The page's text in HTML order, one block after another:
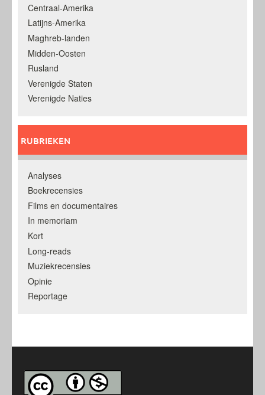
Centraal-Amerika
Latijns-Amerika
Maghreb-landen
Midden-Oosten
Rusland
Verenigde Staten
Verenigde Naties
RUBRIEKEN
Analyses
Boekrecensies
Films en documentaires
In memoriam
Kort
Long-reads
Muziekrecensies
Opinie
Reportage